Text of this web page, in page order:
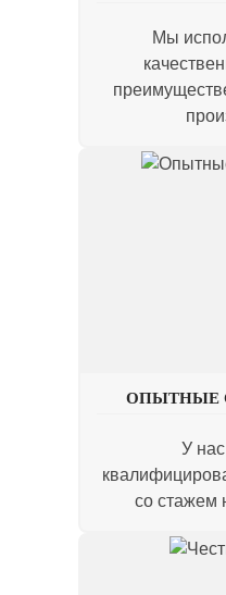
Мы
ОПЫТНЫЕ
У
со стажем